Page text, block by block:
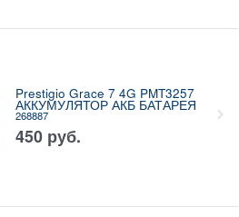
Prestigio Grace 7 4G PMT3257
АККУМУЛЯТОР АКБ БАТАРЕЯ
268887
450 руб.